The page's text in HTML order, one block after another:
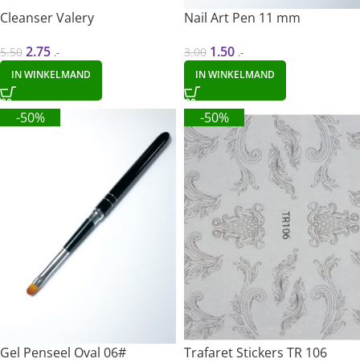
Cleanser Valery
5.50 2.75 .-
IN WINKELMAND
Nail Art Pen 11 mm
3.00 1.50 .-
IN WINKELMAND
-50%
Gel Penseel Oval 06#
-50%
Trafaret Stickers TR 106